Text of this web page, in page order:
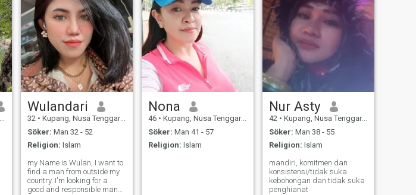
Wulandari
32 • Kupang, Nusa Tenggara Timur, Indonesien
Söker: Man 32 - 52
Religion: Islam
my Name is Wulan, I want to
find a man from outside my
country. I'm looking for a
good and responsible man
Nona
46 • Kupang, Nusa Tenggara Timur, Indonesien
Söker: Man 41 - 57
Religion: Islam
Nur Asty
42 • Kupang, Nusa Tenggara Timur, Indonesien
Söker: Man 38 - 55
Religion: Islam
mandiri, komitmen dan
konsistensi/tidak suka
kebohongan dan tidak suka
penghianat